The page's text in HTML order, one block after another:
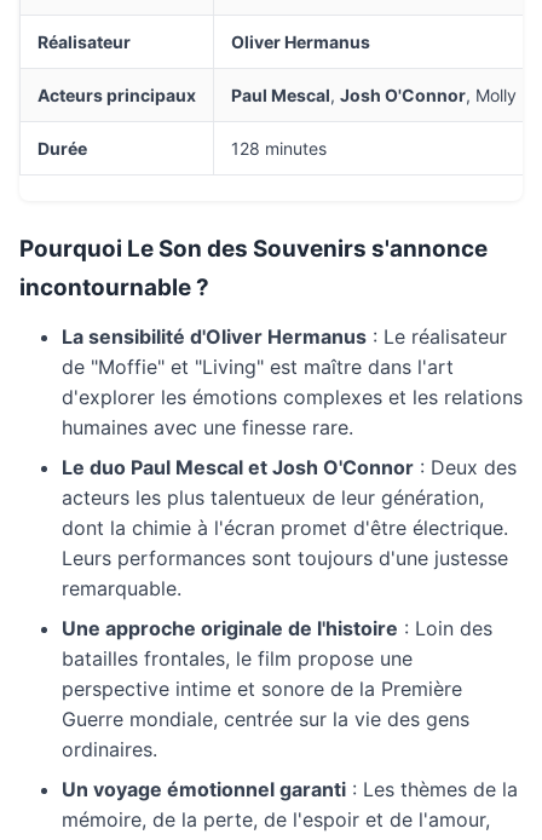
Réalisateur Oliver Hermanus
Acteurs principaux Paul Mescal, Josh O'Connor, Molly
Durée 128 minutes
Pourquoi Le Son des Souvenirs s'annonce
incontournable ?
La sensibilité d'Oliver Hermanus : Le réalisateur
de "Moffie" et "Living" est maître dans l'art
d'explorer les émotions complexes et les relations
humaines avec une finesse rare.
Le duo Paul Mescal et Josh O'Connor : Deux des
acteurs les plus talentueux de leur génération,
dont la chimie à l'écran promet d'être électrique.
Leurs performances sont toujours d'une justesse
remarquable.
Une approche originale de l'histoire : Loin des
batailles frontales, le film propose une
perspective intime et sonore de la Première
Guerre mondiale, centrée sur la vie des gens
ordinaires.
Un voyage émotionnel garanti : Les thèmes de la
mémoire, de la perte, de l'espoir et de l'amour,